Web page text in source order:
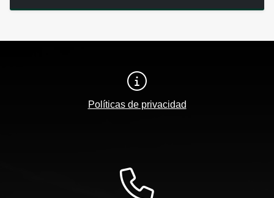
Políticas de privacidad